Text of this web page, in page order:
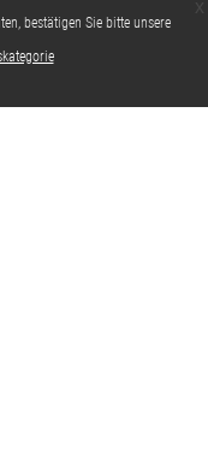
bestätigen Sie bitte unsere